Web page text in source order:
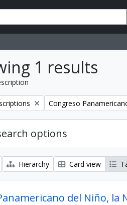
1 results
Remove filter:
Congreso
options
Hierarchy Card view
del Niño, la